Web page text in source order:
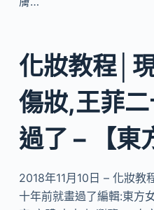
化妝教程│
傷妝,王菲
過了 – 【東
2018年11月10日 – 化妝教
十年前就畫過了編輯:東方